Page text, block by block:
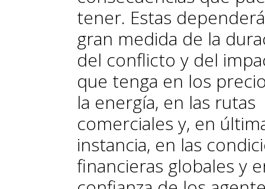
tener. Estas
gran medida de la
del conflicto y del
que tenga en los
la energía, en las rutas
comerciales y, en
instancia, en las
financieras globales y